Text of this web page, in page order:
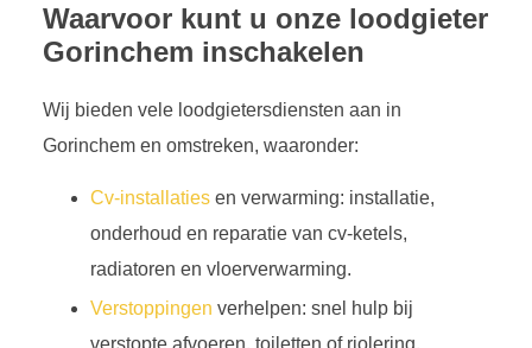
Waarvoor kunt u onze loodgieter
Gorinchem inschakelen
Wij bieden vele loodgietersdiensten aan in
Gorinchem en omstreken, waaronder:
Cv-installaties en verwarming: installatie,
onderhoud en reparatie van cv-ketels,
radiatoren en vloerverwarming.
Verstoppingen verhelpen: snel hulp bij